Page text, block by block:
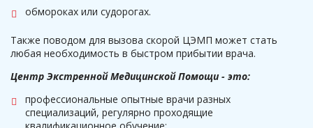
обмороках или судорогах.
Также поводом для вызова скорой ЦЭМП может стать
любая необходимость в быстром прибытии врача.
Центр Экстренной Медицинской Помощи - это:
профессиональные опытные врачи разных
специализаций, регулярно проходящие